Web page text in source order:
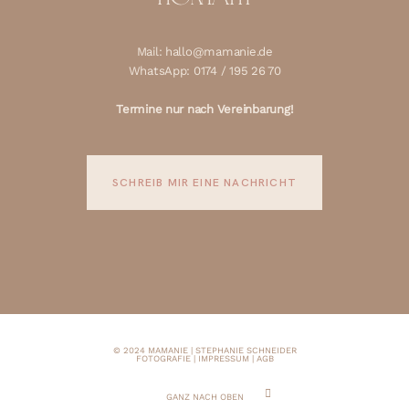
Mail: hallo@mamanie.de
WhatsApp: 0174 / 195 26 70
Termine nur nach Vereinbarung!
SCHREIB MIR EINE NACHRICHT
© 2024 MAMANIE | STEPHANIE SCHNEIDER
FOTOGRAFIE | IMPRESSUM | AGB
GANZ NACH OBEN